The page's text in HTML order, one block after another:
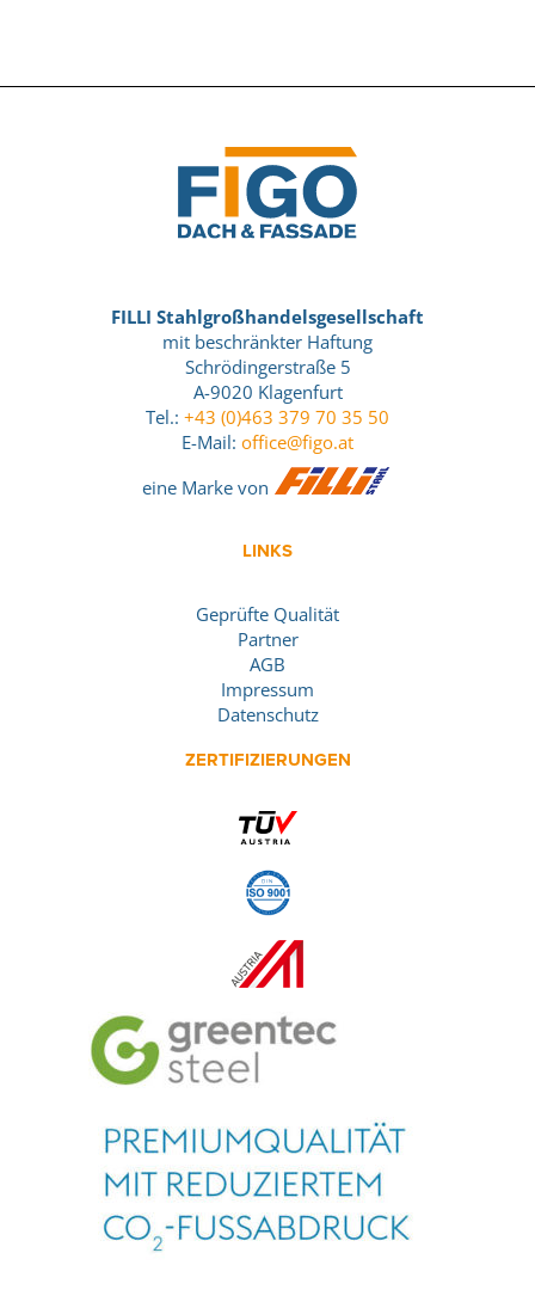
FILLI Stahlgroßhandelsgesellschaft
mit beschränkter Haftung
Schrödingerstraße 5
A-9020 Klagenfurt
Tel.: +43 (0)463 379 70 35 50
E-Mail: office@figo.at
eine Marke von
LINKS
Geprüfte Qualität
Partner
AGB
Impressum
Datenschutz
ZERTIFIZIERUNGEN